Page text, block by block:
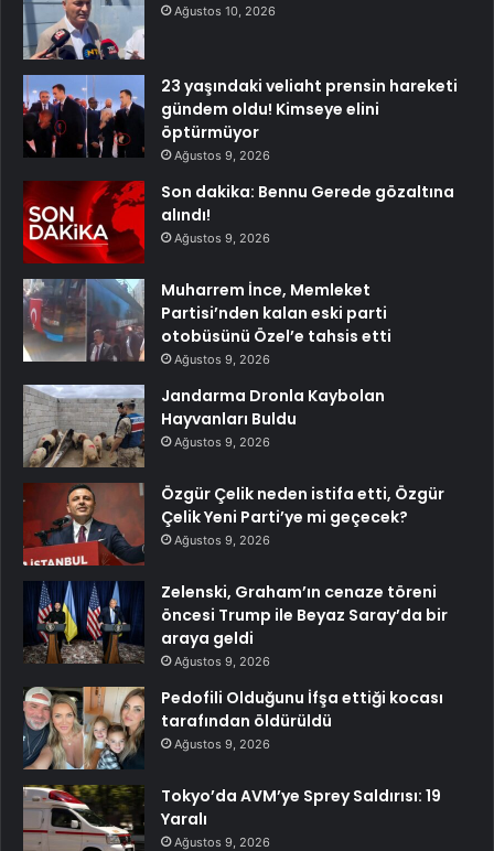
Ağustos 10, 2026
23 yaşındaki veliaht prensin hareketi
gündem oldu! Kimseye elini
öptürmüyor
Ağustos 9, 2026
Son dakika: Bennu Gerede gözaltına
alındı!
Ağustos 9, 2026
Muharrem İnce, Memleket
Partisi’nden kalan eski parti
otobüsünü Özel’e tahsis etti
Ağustos 9, 2026
Jandarma Dronla Kaybolan
Hayvanları Buldu
Ağustos 9, 2026
Özgür Çelik neden istifa etti, Özgür
Çelik Yeni Parti’ye mi geçecek?
Ağustos 9, 2026
Zelenski, Graham’ın cenaze töreni
öncesi Trump ile Beyaz Saray’da bir
araya geldi
Ağustos 9, 2026
Pedofili Olduğunu İfşa ettiği kocası
tarafından öldürüldü
Ağustos 9, 2026
Tokyo’da AVM’ye Sprey Saldırısı: 19
Yaralı
Ağustos 9, 2026